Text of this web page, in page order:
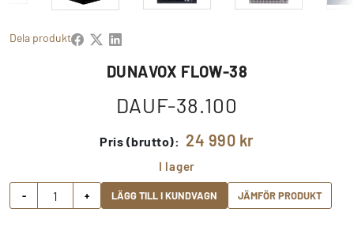
Dela produkt
DUNAVOX FLOW-38
DAUF-38.100
Pris (brutto): 24 990 kr
I lager
- + LÄGG TILL I KUNDVAGN JÄMFÖR PRODUKT